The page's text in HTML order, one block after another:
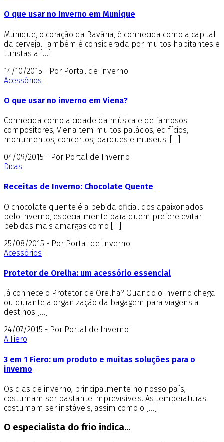
O que usar no Inverno em Munique
Munique, o coração da Bavária, é conhecida como a capital
da cerveja. Também é considerada por muitos habitantes e
turistas a […]
14/10/2015 - Por Portal de Inverno
Acessórios
O que usar no inverno em Viena?
Conhecida como a cidade da música e de famosos
compositores, Viena tem muitos palácios, edifícios,
monumentos, concertos, parques e museus. […]
04/09/2015 - Por Portal de Inverno
Dicas
Receitas de Inverno: Chocolate Quente
O chocolate quente é a bebida oficial dos apaixonados
pelo inverno, especialmente para quem prefere evitar
bebidas mais amargas como […]
25/08/2015 - Por Portal de Inverno
Acessórios
Protetor de Orelha: um acessório essencial
Já conhece o Protetor de Orelha? Quando o inverno chega
ou durante a organização da bagagem para viagens a
destinos […]
24/07/2015 - Por Portal de Inverno
A Fiero
3 em 1 Fiero: um produto e muitas soluções para o
inverno
Os dias de inverno, principalmente no nosso país,
costumam ser bastante imprevisíveis. As temperaturas
costumam ser instáveis, assim como o […]
O especialista do frio indica...